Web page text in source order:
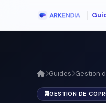
Guides Gestion
GESTION DE